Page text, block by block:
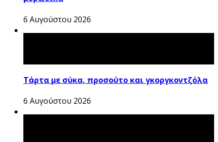
6 Αυγούστου 2026
Τάρτα με σύκα, προσούτο και γκοργκοντζόλα
6 Αυγούστου 2026